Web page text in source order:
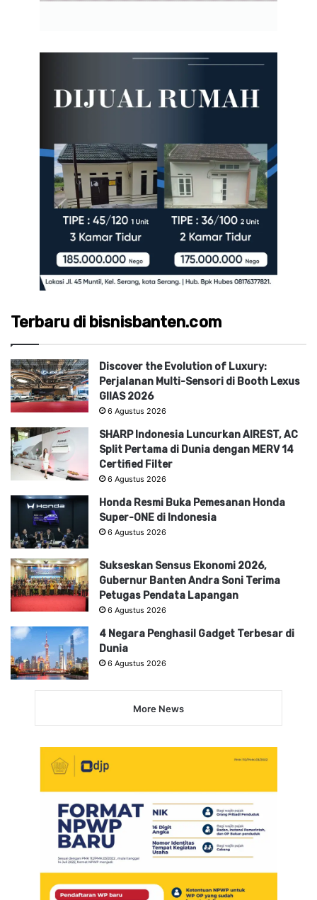
Terbaru di bisnisbanten.com
Discover the Evolution of Luxury:
Perjalanan Multi-Sensori di Booth Lexus
GIIAS 2026
6 Agustus 2026
SHARP Indonesia Luncurkan AIREST, AC
Split Pertama di Dunia dengan MERV 14
Certified Filter
6 Agustus 2026
Honda Resmi Buka Pemesanan Honda
Super-ONE di Indonesia
6 Agustus 2026
Sukseskan Sensus Ekonomi 2026,
Gubernur Banten Andra Soni Terima
Petugas Pendata Lapangan
6 Agustus 2026
4 Negara Penghasil Gadget Terbesar di
Dunia
6 Agustus 2026
More News